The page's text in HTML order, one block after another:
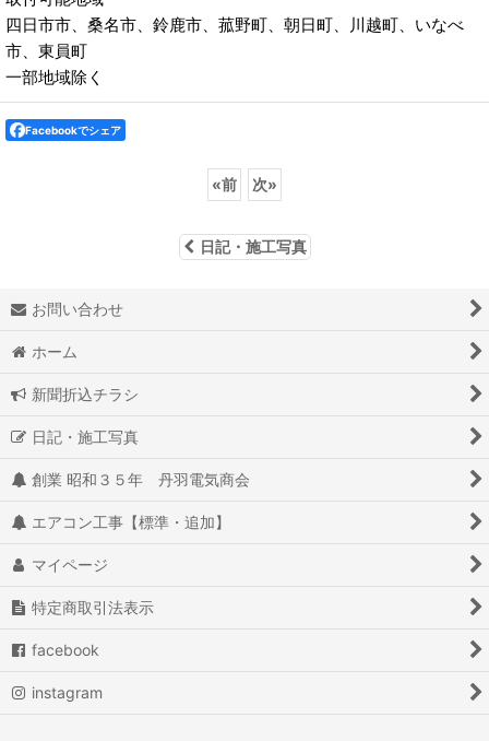
四日市市、桑名市、鈴鹿市、菰野町、朝日町、川越町、いなべ
市、東員町
一部地域除く
Facebookでシェア
«前 次»
日記・施工写真
お問い合わせ
ホーム
新聞折込チラシ
日記・施工写真
創業 昭和３５年 丹羽電気商会
エアコン工事【標準・追加】
マイページ
特定商取引法表示
facebook
instagram